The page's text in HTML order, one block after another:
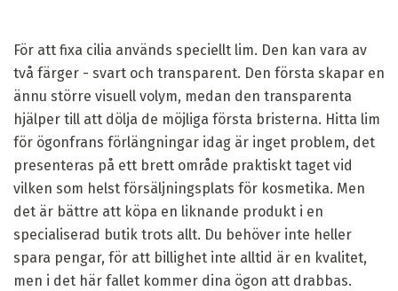
För att fixa cilia används speciellt lim. Den kan vara av
två färger - svart och transparent. Den första skapar en
ännu större visuell volym, medan den transparenta
hjälper till att dölja de möjliga första bristerna. Hitta lim
för ögonfrans förlängningar idag är inget problem, det
presenteras på ett brett område praktiskt taget vid
vilken som helst försäljningsplats för kosmetika. Men
det är bättre att köpa en liknande produkt i en
specialiserad butik trots allt. Du behöver inte heller
spara pengar, för att billighet inte alltid är en kvalitet,
men i det här fallet kommer dina ögon att drabbas.